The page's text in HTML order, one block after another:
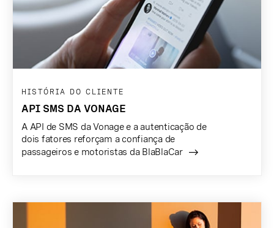
HISTÓRIA DO CLIENTE
API SMS DA VONAGE
A API de SMS da Vonage e a autenticação de
dois fatores reforçam a confiança de
passageiros e motoristas da BlaBlaCar